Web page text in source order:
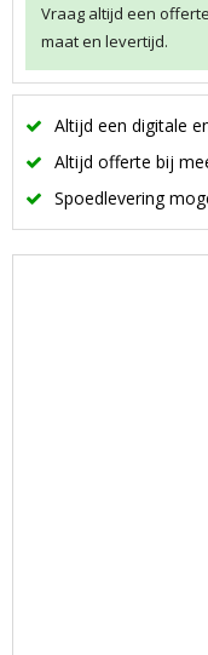
Vraag altijd een
maat en levertijd.
Altijd een digitale
Altijd offerte bij
Spoedlevering